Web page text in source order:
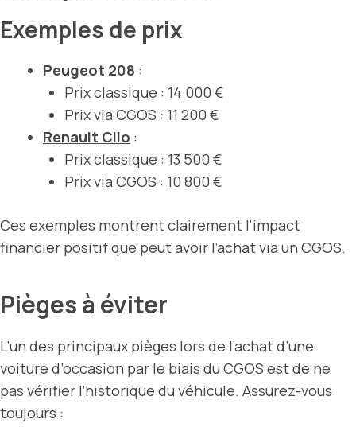
Exemples de prix
Peugeot 208 :
Prix classique : 14 000 €
Prix via CGOS : 11 200 €
Renault Clio :
Prix classique : 13 500 €
Prix via CGOS : 10 800 €
Ces exemples montrent clairement l’impact
financier positif que peut avoir l’achat via un CGOS.
Pièges à éviter
L’un des principaux pièges lors de l’achat d’une
voiture d’occasion par le biais du CGOS est de ne
pas vérifier l’historique du véhicule. Assurez-vous
toujours :